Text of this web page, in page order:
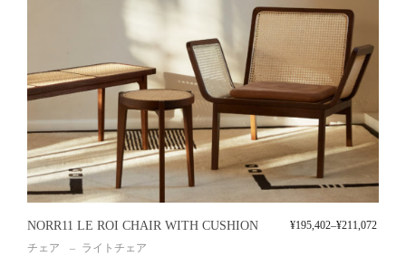
NORR11 LE ROI CHAIR WITH CUSHION
チェア ライトチェア
¥195,402–¥211,072